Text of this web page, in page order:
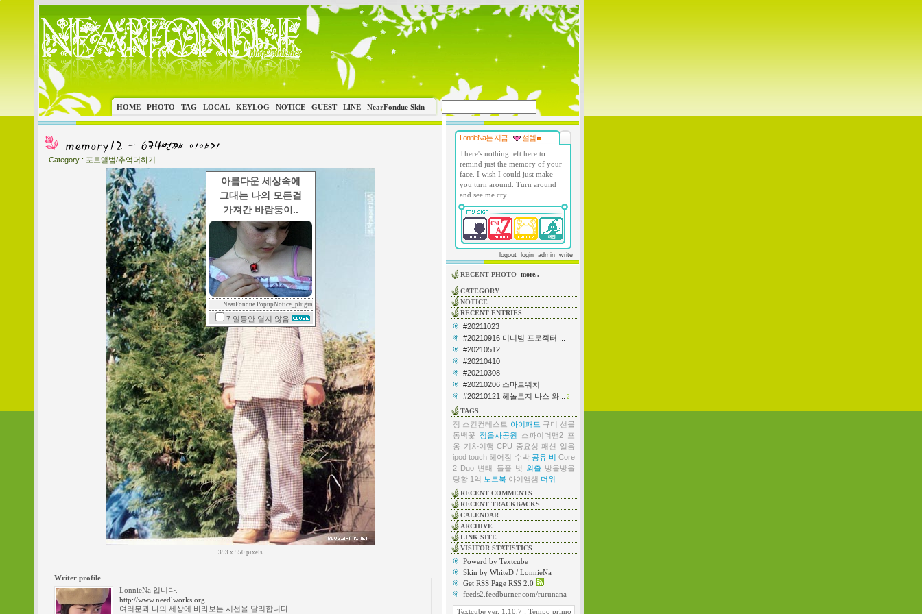
아름다운 세상속에
그대는 나의 모든걸
가져간 바람둥이..
NearFondue PopupNotice_plugin
7 일동안 열지 않음
HOME PHOTO TAG LOCAL KEYLOG NOTICE GUEST LINE NearFondue Skin
Category : 포토앨범/추억더하기
393 x 550 pixels
Writer profile
LonnieNa 입니다.
http://www.needlworks.org
여러분과 나의 세상에 바라보는 시선을 달리합니다.
LonnieNa는 지금..
설렘
There's nothing left here to
remind just the memory of your
face. I wish I could just make
you turn around. Turn around
and see me cry.
logout login admin write
RECENT PHOTO -more..
CATEGORY
NOTICE
RECENT ENTRIES
#20211023
#20210916 미니빔 프로젝터 ...
#20210512
#20210410
#20210308
#20210206 스마트워치
#20210121 헤놀로지 나스 와...
2
TAGS
정 스킨컨테스트 아이패드 규미 선물
동백꽃
정읍사공원 스파이더맨2
포
옹 기차여행 CPU 중요성 패션
얼음
ipod touch 헤어짐 수박 공유 비 Core
2 Duo 변태 들풀 벗 외출 방울방울
당황 1억 노트북 아이앰샘 더위
RECENT COMMENTS
RECENT TRACKBACKS
CALENDAR
ARCHIVE
LINK SITE
VISITOR STATISTICS
Powerd by Textcube
Skin by WhiteD / LonnieNa
Get RSS Page RSS 2.0
feeds2.feedburner.com/rurunana
Textcube ver. 1.10.7 : Tempo primo